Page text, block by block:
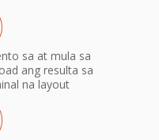
sa at mula sa
ang resulta sa
na layout